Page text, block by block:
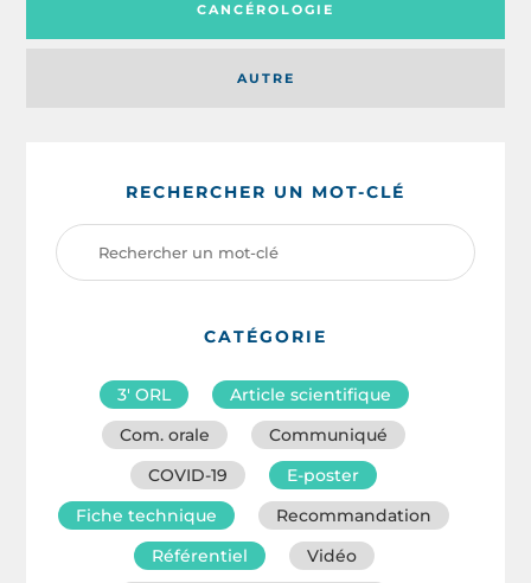
AUTRE
CANCÉROLOGIE
RECHERCHER UN MOT-CLÉ
CATÉGORIE
3′ ORL
Article scientifique
Com. orale
Communiqué
COVID-19
E-poster
Fiche technique
Recommandation
Référentiel
Vidéo